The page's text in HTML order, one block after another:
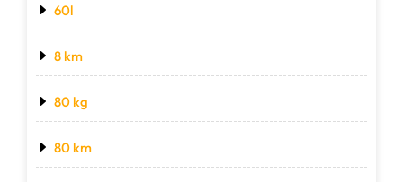
60l
8 km
80 kg
80 km